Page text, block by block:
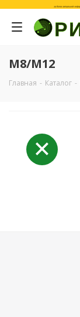
M8/M12
Главная - Каталог -